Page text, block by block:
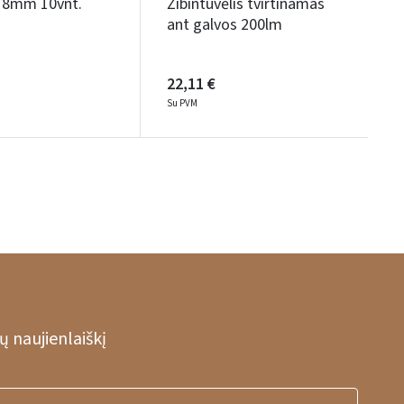
ant galvos 200lm
22,11 €
Su PVM
naujienlaiškį